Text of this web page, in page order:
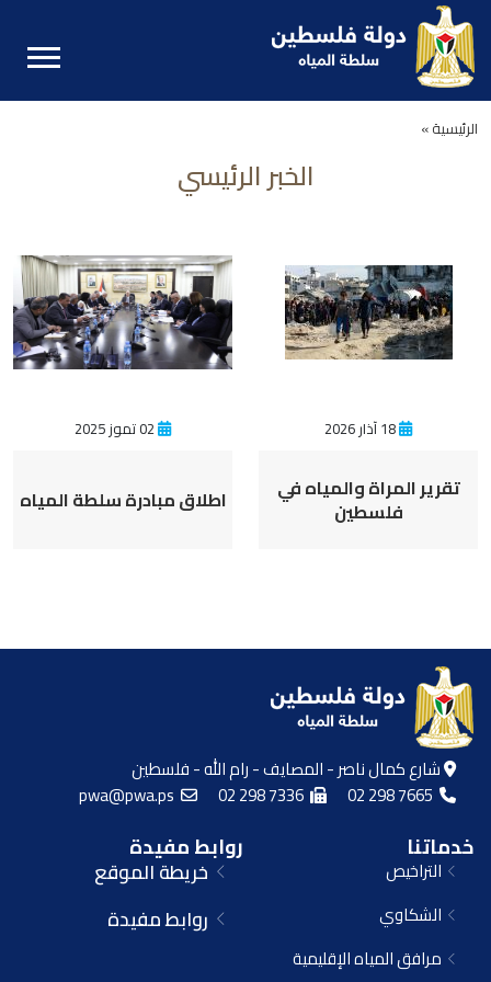
الرئيسية »
الخبر الرئيسي
تقرير المراة والمياه في
فلسطين اطلاق مبادرة سلطة المياه
شارع كمال ناصر - المصايف - رام الله - فلسطين
02 298 7665
02 298 7336
خدماتنا
التراخيص
الشكاوي
مرافق المياه الإقليمية
روابط مفيدة
خريطة الموقع
روابط مفيدة